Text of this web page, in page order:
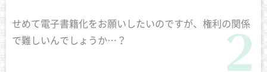
せめて電子書籍化をお願いしたいのですが、権利の関係
で難しいんでしょうか…？